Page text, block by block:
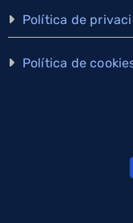
Política de
Política de
Cine y series, en
Estrenos y noticias